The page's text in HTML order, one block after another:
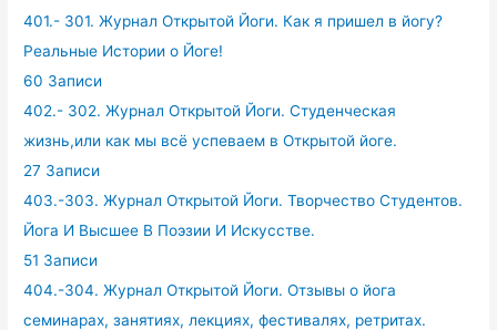
401.- 301. Журнал Открытой Йоги. Как я пришел в йогу?
Реальные Истории о Йоге!
60 Записи
402.- 302. Журнал Открытой Йоги. Студенческая
жизнь,или как мы всё успеваем в Открытой йоге.
27 Записи
403.-303. Журнал Открытой Йоги. Творчество Студентов.
Йога И Высшее В Поэзии И Искусстве.
51 Записи
404.-304. Журнал Открытой Йоги. Отзывы о йога
семинарах, занятиях, лекциях, фестивалях, ретритах.